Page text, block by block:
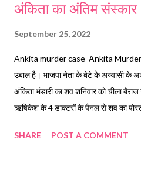
अंकिता का अंतिम संस्कार
September 25, 2022
Ankita murder case Ankita Murder:
उबाल है। भाजपा नेता के बेटे के अय्यासी के
अंकिता भंडारी का शव शनिवार को चीला
ऋषिकेश के 4 डाक्टरों के पैनल से शव का
मिले हैं। अंकिता की प्रोविशनल पीएम रिपोर्ट
SHARE POST A COMMENT